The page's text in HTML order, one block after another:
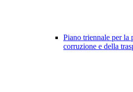
Piano triennale per la
corruzione e della